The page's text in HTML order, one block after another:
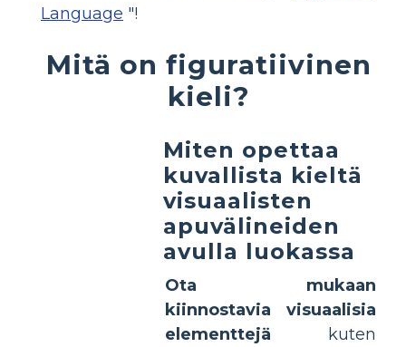
Language "!
Mitä on figuratiivinen
kieli?
Miten opettaa
kuvallista kieltä
visuaalisten
apuvälineiden
avulla luokassa
Ota mukaan
kiinnostavia visuaalisia
elementtejä kuten